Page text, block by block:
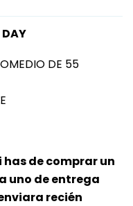
DAY
DE 55
de comprar un
uno de entrega
recién